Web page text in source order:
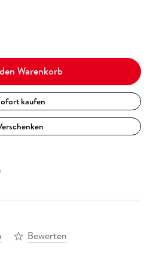
Warenkorb
kaufen
Bewerten